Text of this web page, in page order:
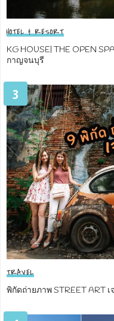
HOTEL & RESORT
KG HOUSE| THE OPEN
กาญจนบุรี
3
TRAVEL
พิกัดถ่ายภาพ STREET ART